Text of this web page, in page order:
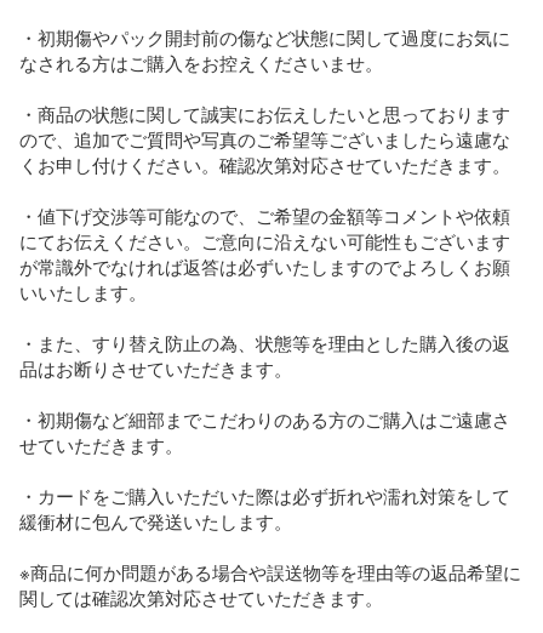
・初期傷やパック開封前の傷など状態に関して過度にお気に
なされる方はご購入をお控えくださいませ。
・商品の状態に関して誠実にお伝えしたいと思っております
ので、追加でご質問や写真のご希望等ございましたら遠慮な
くお申し付けください。確認次第対応させていただきます。
・値下げ交渉等可能なので、ご希望の金額等コメントや依頼
にてお伝えください。ご意向に沿えない可能性もございます
が常識外でなければ返答は必ずいたしますのでよろしくお願
いいたします。
・また、すり替え防止の為、状態等を理由とした購入後の返
品はお断りさせていただきます。
・初期傷など細部までこだわりのある方のご購入はご遠慮さ
せていただきます。
・カードをご購入いただいた際は必ず折れや濡れ対策をして
緩衝材に包んで発送いたします。
※商品に何か問題がある場合や誤送物等を理由等の返品希望に
関しては確認次第対応させていただきます。